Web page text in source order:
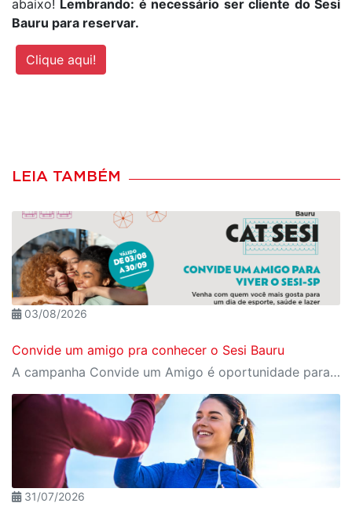
abaixo! Lembrando: é necessário ser cliente do Sesi
Bauru para reservar.
Clique aqui!
LEIA TAMBÉM
03/08/2026
Convide um amigo pra conhecer o Sesi Bauru
A campanha Convide um Amigo é oportunidade para reunir amigos para aproveitar juntos toda estrutura da unidade SESI-SP mais próxima. Os benefícios para clientes e convidados estão no regulamento
31/07/2026